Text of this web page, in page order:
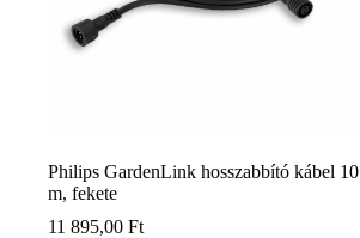
Philips GardenLink hosszabbító kábel 10
m, fekete
11 895,00 Ft